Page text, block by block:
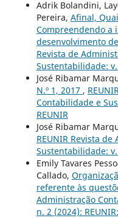
Adrik Bolandini,
Pereira, Afinal,
Compreendendo a
desenvolvimento
Revista de
Sustentabilidade: v.
José Ribamar
N.º 1, 2017 ,
Contabilidade e
REUNIR
José Ribamar
REUNIR Revista
Sustentabilidade: v.
Emily Tavares
Callado,
referente às
Administração
n. 2 (2024):